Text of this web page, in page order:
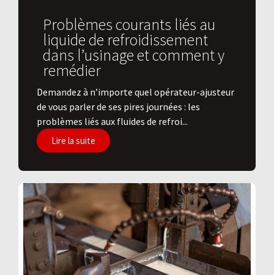
Problèmes courants liés au
liquide de refroidissement
dans l’usinage et comment y
remédier
Demandez à n’importe quel opérateur-ajusteur
de vous parler de ses pires journées : les
problèmes liés aux fluides de refroi...
Lire la suite